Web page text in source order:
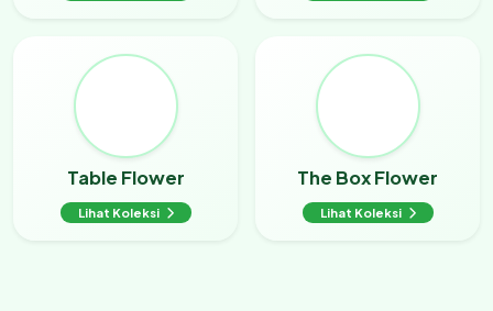
Table Flower
Lihat Koleksi
The Box Flower
Lihat Koleksi